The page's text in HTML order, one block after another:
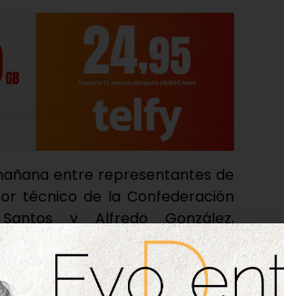
entre representantes de
técnico de la Confederación
y Alfredo González,
Confederación demandaron a
de alcanzar un concierto con